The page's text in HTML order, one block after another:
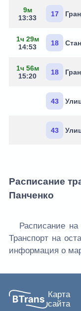
9м
13:33
17
1ч 29м
14:53
18
1ч 56м
15:20
18
43
43
Расписание
Панченко
Расписание
Транспорт на
информация о
Карта
сайта